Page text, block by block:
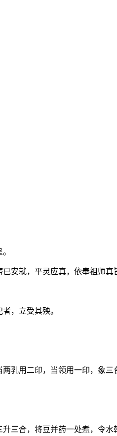
安就，平灵应真，依奉祖师
，立受其殃。
乳用二印，当领用一印，象三
三合，将豆并药一处煮，令